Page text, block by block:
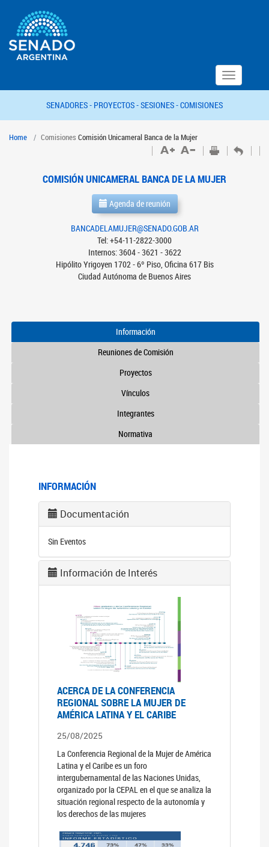
Toggle
navigation
SENADORES - PROYECTOS -SESIONES -COMISIONES
Home Comisiones Comisión Unicameral Banca de la Mujer
COMISIÓN UNICAMERAL BANCA DE LA MUJER
Agenda de reunión
BANCADELAMUJER@SENADO.GOB.AR
Tel: +54-11-2822-3000
Internos: 3604 - 3621 - 3622
Hipólito Yrigoyen 1702 - 6º Piso, Oficina 617 Bis
Ciudad Autónoma de Buenos Aires
Información
Reuniones de Comisión
Proyectos
Vínculos
Integrantes
Normativa
INFORMACIÓN
Documentación
Sin Eventos
Información de Interés
ACERCA DE LA CONFERENCIA
REGIONAL SOBRE LA MUJER DE
AMÉRICA LATINA Y EL CARIBE
25/08/2025
La Conferencia Regional de la Mujer de América
Latina y el Caribe es un foro
intergubernamental de las Naciones Unidas,
organizado por la CEPAL en el que se analiza la
situación regional respecto de la autonomía y
los derechos de las mujeres